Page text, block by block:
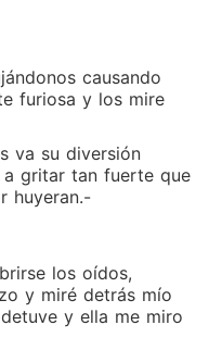
causando
furiosa y los mire
va su diversión
gritar tan fuerte que
huyeran.-
los oídos,
y miré detrás mío
y ella me miro